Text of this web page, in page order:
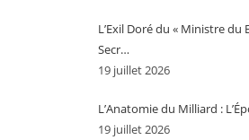
L’Exil Doré du « Ministre du
Secr…
19 juillet 2026
L’Anatomie du Milliard :
19 juillet 2026